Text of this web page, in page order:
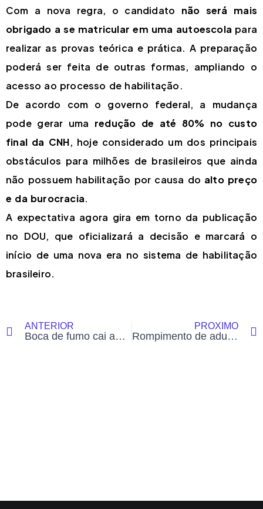
Com a nova regra, o candidato não será mais
obrigado a se matricular em uma autoescola para
realizar as provas teórica e prática. A preparação
poderá ser feita de outras formas, ampliando o
acesso ao processo de habilitação.
De acordo com o governo federal, a mudança
pode gerar uma redução de até 80% no custo
final da CNH, hoje considerado um dos principais
obstáculos para milhões de brasileiros que ainda
não possuem habilitação por causa do alto preço
e da burocracia.
A expectativa agora gira em torno da publicação
no DOU, que oficializará a decisão e marcará o
início de uma nova era no sistema de habilitação
brasileiro.
ANTERIOR
Boca de fumo cai após cerco da Rotam no bairro da Paz; dois são presos em Rio Branco
PRÓXIMO
Rompimento de adutora deixa bairros de Rio Branco sem água